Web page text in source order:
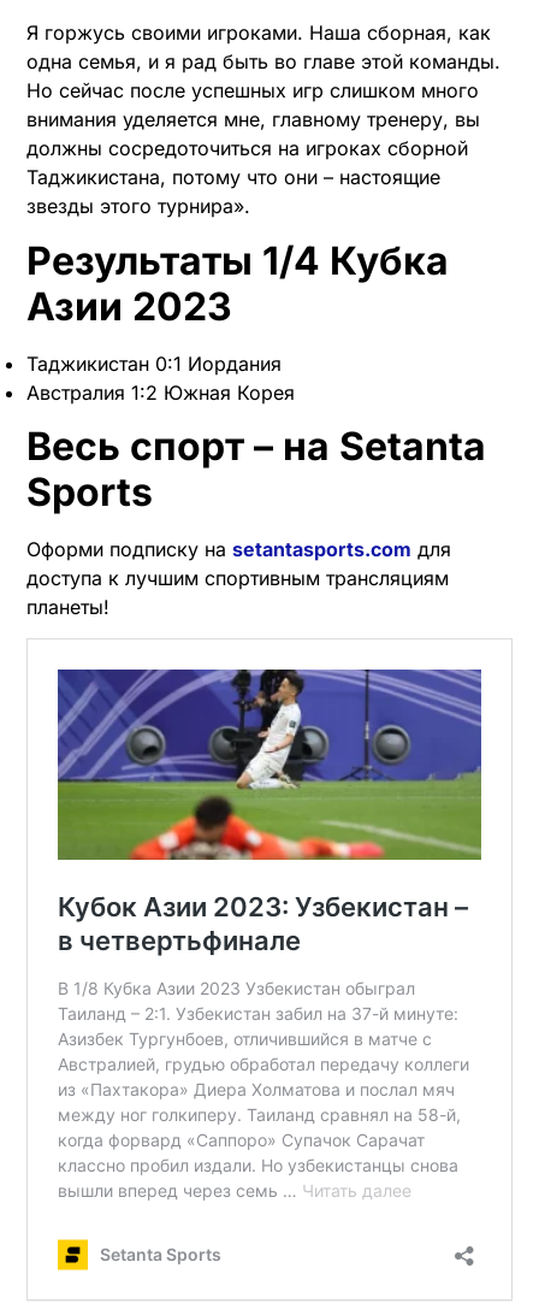
Я горжусь своими игроками. Наша сборная, как
одна семья, и я рад быть во главе этой команды.
Но сейчас после успешных игр слишком много
внимания уделяется мне, главному тренеру, вы
должны сосредоточиться на игроках сборной
Таджикистана, потому что они – настоящие
звезды этого турнира».
Результаты 1/4 Кубка
Азии 2023
Таджикистан 0:1 Иордания
Австралия 1:2 Южная Корея
Весь спорт – на Setanta
Sports
Оформи подписку на setantasports.com для
доступа к лучшим спортивным трансляциям
планеты!